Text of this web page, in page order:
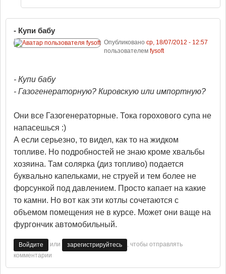
- Купи бабу
Опубликовано ср, 18/07/2012 - 12:57
пользователем fysoft
- Купи бабу
- Газогенераторную? Кировскую или импортную?
Они все Газогенераторные. Тока горохового супа не
напасешься :)
А если серьезно, то видел, как то на жидком
топливе. Но подробностей не знаю кроме хвальбы
хозяина. Там солярка (диз топливо) подается
буквально капельками, не струей и тем более не
форсункой под давлением. Просто капает на какие
то камни. Но вот как эти котлы сочетаются с
объемом помещения не в курсе. Может они ваще на
фургончик автомобильный.
Войдите или зарегистрируйтесь
, чтобы отправлять
комментарии